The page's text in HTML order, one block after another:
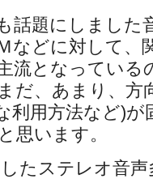
話題にしました
などに対して、
流となっている
だ、あまり、方
利用方法など)が
思います。
たステレオ音